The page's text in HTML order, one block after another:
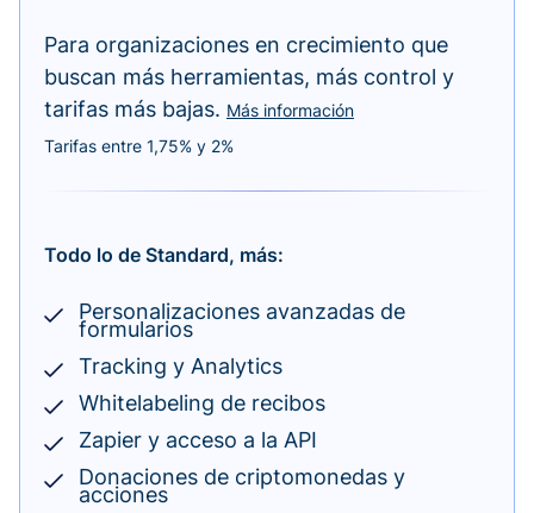
Para organizaciones en crecimiento que
buscan más herramientas, más control y
tarifas más bajas. Más información
Tarifas entre 1,75% y 2%
Todo lo de Standard, más:
Personalizaciones avanzadas de
formularios
Tracking y Analytics
Whitelabeling de recibos
Zapier y acceso a la API
Donaciones de criptomonedas y
acciones